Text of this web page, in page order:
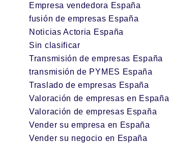
Empresa vendedora España
fusión de empresas España
Noticias Actoria España
Sin clasificar
Transmisión de empresas España
transmisión de PYMES España
Traslado de empresas España
Valoración de empresas en España
Valoración de empresas España
Vender su empresa en España
Vender su negocio en España